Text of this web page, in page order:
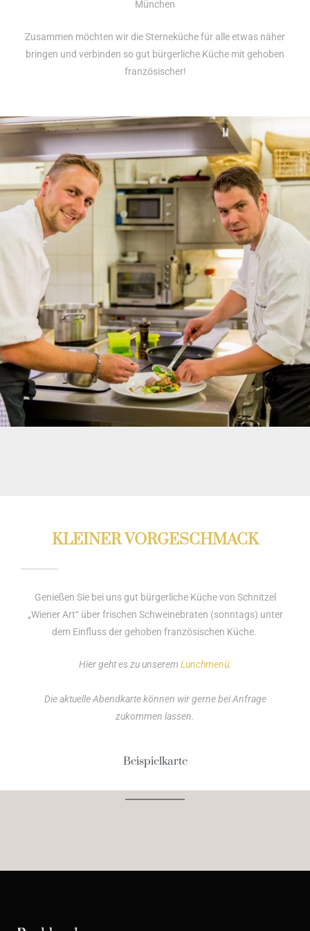
München
Zusammen möchten wir die Sterneküche für alle etwas näher
bringen und verbinden so gut bürgerliche Küche mit gehoben
französischer!
KLEINER VORGESCHMACK
Genießen Sie bei uns gut bürgerliche Küche von Schnitzel
„Wiener Art“ über frischen Schweinebraten (sonntags) unter
dem Einfluss der gehoben französischen Küche.
Hier geht es zu unserem Lunchmenü.
Die aktuelle Abendkarte können wir gerne bei Anfrage
zukommen lassen.
Beispielkarte